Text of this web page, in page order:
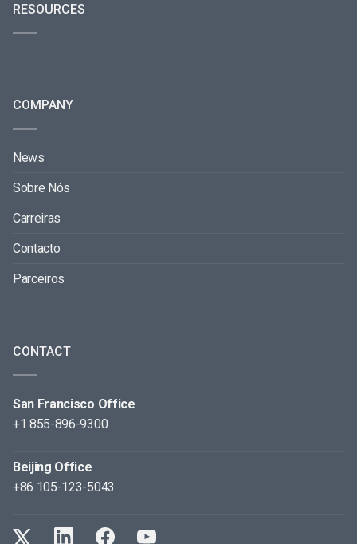
RESOURCES
COMPANY
News
Sobre Nós
Carreiras
Contacto
Parceiros
CONTACT
San Francisco Office
+1 855-896-9300
Beijing Office
+86 105-123-5043